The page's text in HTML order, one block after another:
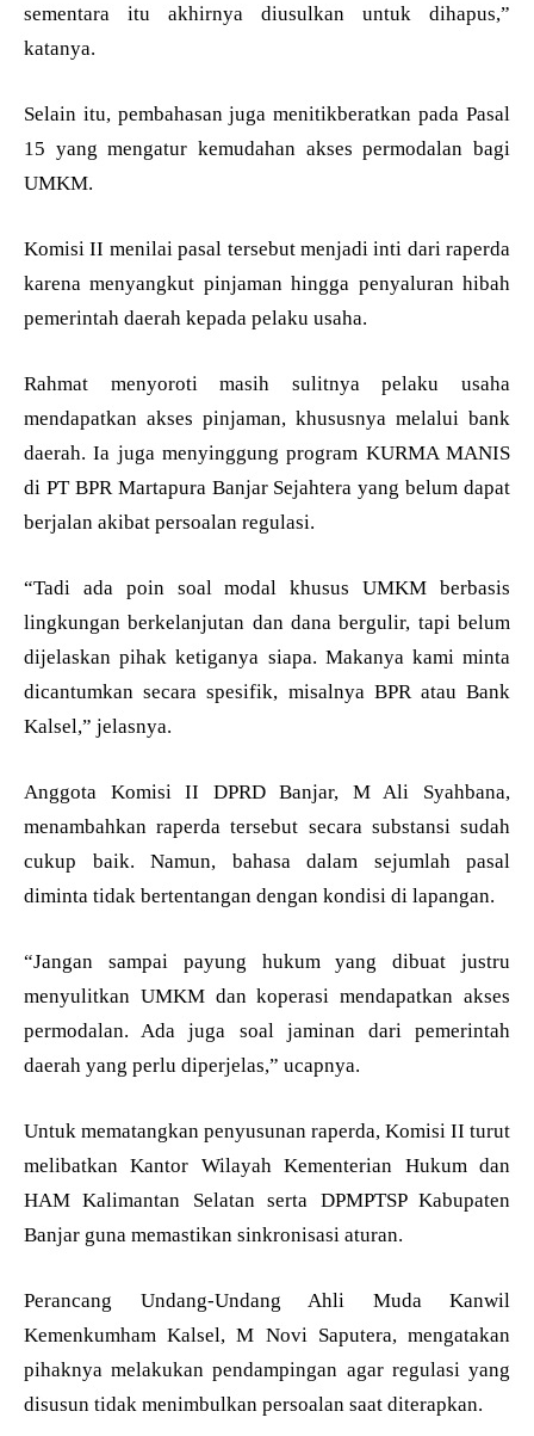
sementara itu akhirnya diusulkan untuk dihapus,”
katanya.
Selain itu, pembahasan juga menitikberatkan pada Pasal
15 yang mengatur kemudahan akses permodalan bagi
UMKM.
Komisi II menilai pasal tersebut menjadi inti dari raperda
karena menyangkut pinjaman hingga penyaluran hibah
pemerintah daerah kepada pelaku usaha.
Rahmat menyoroti masih sulitnya pelaku usaha
mendapatkan akses pinjaman, khususnya melalui bank
daerah. Ia juga menyinggung program KURMA MANIS
di PT BPR Martapura Banjar Sejahtera yang belum dapat
berjalan akibat persoalan regulasi.
“Tadi ada poin soal modal khusus UMKM berbasis
lingkungan berkelanjutan dan dana bergulir, tapi belum
dijelaskan pihak ketiganya siapa. Makanya kami minta
dicantumkan secara spesifik, misalnya BPR atau Bank
Kalsel,” jelasnya.
Anggota Komisi II DPRD Banjar, M Ali Syahbana,
menambahkan raperda tersebut secara substansi sudah
cukup baik. Namun, bahasa dalam sejumlah pasal
diminta tidak bertentangan dengan kondisi di lapangan.
“Jangan sampai payung hukum yang dibuat justru
menyulitkan UMKM dan koperasi mendapatkan akses
permodalan. Ada juga soal jaminan dari pemerintah
daerah yang perlu diperjelas,” ucapnya.
Untuk mematangkan penyusunan raperda, Komisi II turut
melibatkan Kantor Wilayah Kementerian Hukum dan
HAM Kalimantan Selatan serta DPMPTSP Kabupaten
Banjar guna memastikan sinkronisasi aturan.
Perancang Undang-Undang Ahli Muda Kanwil
Kemenkumham Kalsel, M Novi Saputera, mengatakan
pihaknya melakukan pendampingan agar regulasi yang
disusun tidak menimbulkan persoalan saat diterapkan.